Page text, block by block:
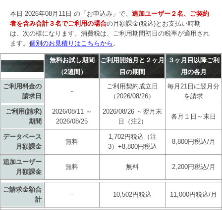
本日 2026年08月11日 の「お申込み」で、 追加ユーザー２名、ご契約
者を含み合計３名でご利用の場合の月額課金(税込)とお支払い時期
は、次の様になります。消費税は、ご利用期間初日の税率が適用され
ます。 個別のお見積りはこちらから 。
無料お試し期間
（2週間）
ご利用開始月と２ヶ月
目の期間
３ヶ月目以降ご利
用の各月
ご利用料金の
請求日
-
ご利用契約成立日
（2026/08/26）
毎月21日に翌月分
を請求
ご利用(請求)
期間
2026/08/11 ～
2026/08/25
2026/08/26 ～翌月末
日（注2）
各月１日～末日
データベース
月額課金
無料
1,702円税込（注
3）+8,800円税込
8,800円税込/月
追加ユーザー
月額課金
無料 無料 2,200円税込/月
ご請求金額合
計
- 10,502円税込 11,000円税込/月